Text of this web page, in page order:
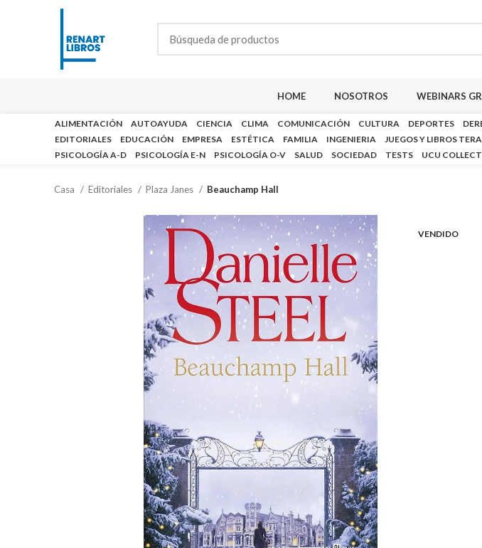
HOME NOSOTROS WEBINARS
ALIMENTACIÓN AUTOAYUDA CIENCIA CLIMA COMUNICACIÓN CULTURA DEPORTES
EDITORIALES
EDUCACIÓN EMPRESA ESTÉTICA FAMILIA INGENIERIA JUEGOS Y LIBROS
PSICOLOGÍA A-D
PSICOLOGÍA E-N PSICOLOGÍA O-V SALUD SOCIEDAD TESTS UCU
Casa Editoriales Plaza Janes Beauchamp Hall
VENDIDO